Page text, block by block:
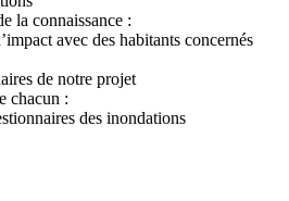
la connaissance :
avec des habitants concernés
de notre projet
chacun :
des inondations